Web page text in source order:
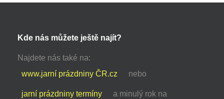
Kde nás můžete ještě najít?
Najdete nás také na:
www.jarní prázdniny ČR.cz
nebo
jarní prázdniny termíny a minulý rok na